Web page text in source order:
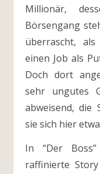
Millionär,
Börsengang
überrascht,
einen Job als
Doch dort
sehr ungutes
abweisend, die
sie sich hier
In “Der
raffinierte